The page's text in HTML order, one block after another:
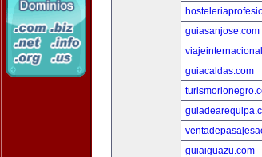
guiasanjose.com
guiacaldas.com
guiaiguazu.com